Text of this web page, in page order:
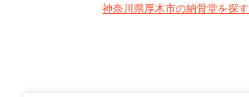
神奈川県厚木市の納骨堂を探す